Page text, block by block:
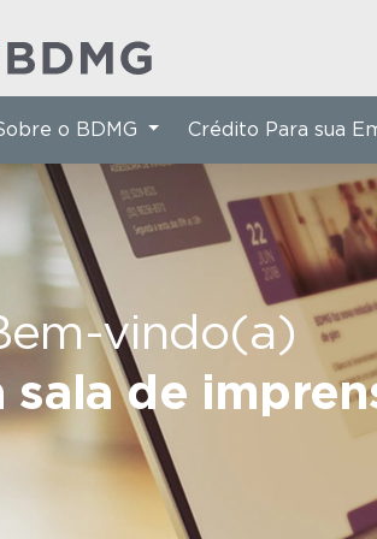
vindo(a)
sala de
o BDMG Crédito Para sua